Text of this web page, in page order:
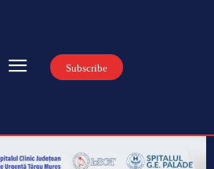
Subscribe